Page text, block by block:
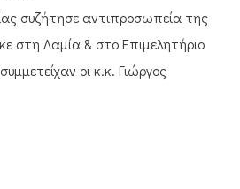
συζήτησε αντιπροσωπεία της
στη Λαμία & στο Επιμελητήριο
οι κ.κ. Γιώργος